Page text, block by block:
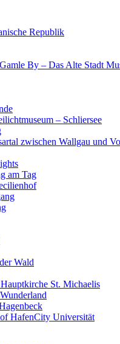
Republik
By – Das Alte Stadt
– Schliersee
zwischen Wallgau und
am Tag
Wald
St. Michaelis
HafenCity Universität